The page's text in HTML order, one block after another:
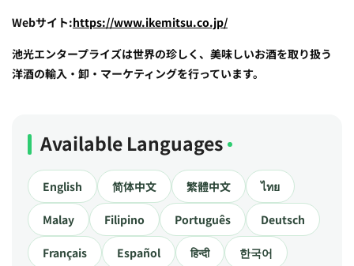
Webサイト:https://www.ikemitsu.co.jp/
池光エンタープライズは世界の珍しく、美味しいお酒を取り扱う
洋酒の輸入・卸・マーケティングを行っています。
Available Languages
English 简体中文 繁體中文 ไทย
Malay Filipino Português Deutsch
Français Español हिन्दी 한국어